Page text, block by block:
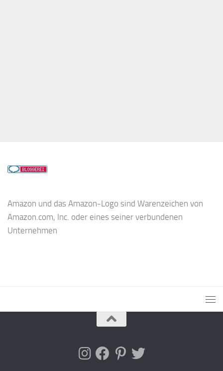
Amazon und das Amazon-Logo sind Warenzeichen von
Amazon.com, Inc. oder eines seiner verbundenen
Unternehmen